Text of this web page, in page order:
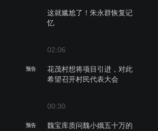
这就尴尬了！朱永群恢复记
忆
02:06
预告
花茂村想将项目引进，对此
希望召开村民代表大会
00:30
预告
魏宝库质问魏小娥五十万的